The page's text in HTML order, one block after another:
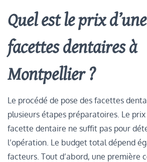
Quel est le prix
facettes dentaires à
Montpellier ?
Le procédé de pose des facettes
plusieurs étapes préparatoires. Le prix
facette dentaire ne suffit pas pour
l’opération. Le budget total dépend
facteurs. Tout d’abord, une première